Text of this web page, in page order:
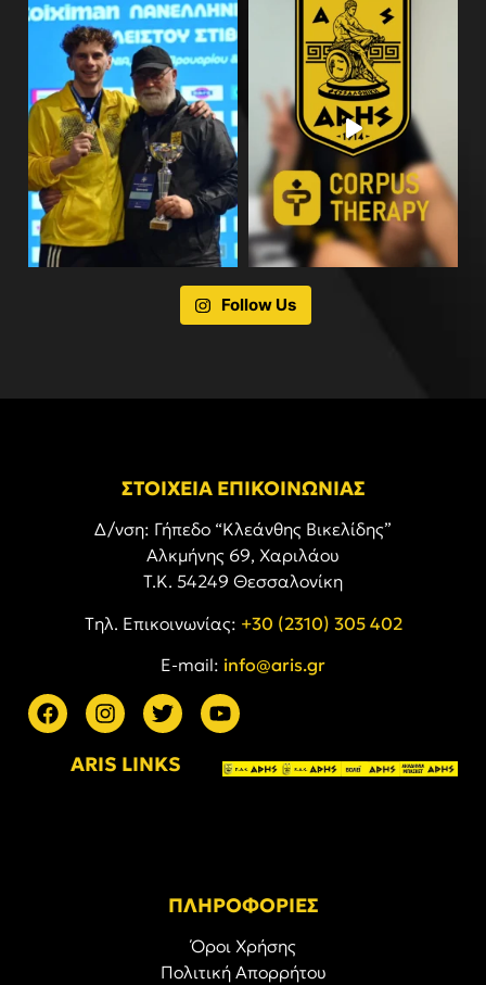
Follow Us
ΣΤΟΙΧΕΙΑ ΕΠΙΚΟΙΝΩΝΙΑΣ
Δ/νση: Γήπεδο “Κλεάνθης Βικελίδης”
Αλκμήνης 69, Χαριλάου
Τ.Κ. 54249 Θεσσαλονίκη
Tηλ. Επικοινωνίας: +30 (2310) 305 402
E-mail: info@aris.gr
ARIS LINKS
ΠΛΗΡΟΦΟΡΙΕΣ
Όροι Χρήσης
Πολιτική Απορρήτου